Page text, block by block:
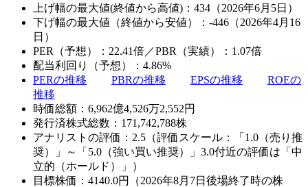
上げ幅の最大値(終値から高値)：434（2026年6月5日）
下げ幅の最大値（終値から安値）：-446（2026年4月16
日）
PER（予想）：22.41倍／PBR（実績）：1.07倍
配当利回り（予想）：4.86%
PERの推移
PBRの推移 EPSの推移
ROEの
推移
時価総額：6,962億4,526万2,552円
発行済株式総数：171,742,788株
アナリストの評価：2.5（評価スケール：「1.0（売り推
奨）」～「5.0（強い買い推奨）」3.0付近の評価は「中
立的（ホールド）」）
目標株価：4140.0円（2026年8月7日後場終了時の株